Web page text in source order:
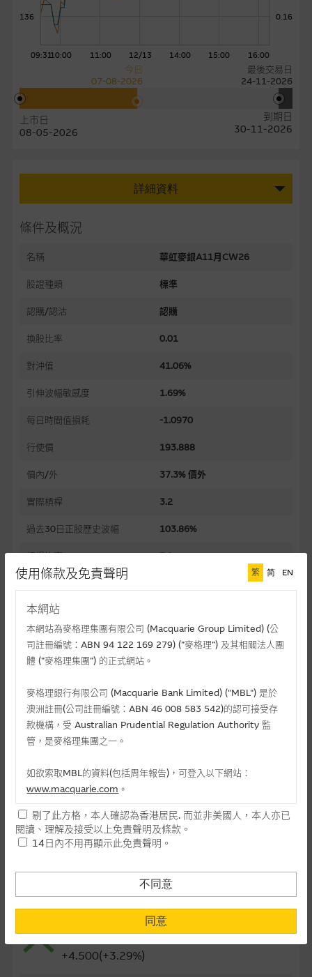
09:3110:00 11:00 12/13 14:00 15:00 16:00
0.16
136
上市日
08-05-2026
今日
07-08-2026
最後交易日
24-11-2026
到期日
30-11-2026
詳細資料
條件及概況
名稱 華虹麥銀A11月CW26
股證種類 標準
認購/認沽 認購
換股比率 0.01
對沖值 41.06%
引伸波幅敏感度 1.69%
每日時間值損耗 -1.0970
行使價 193.888
價內/外 37.3% 價外
實際槓桿 3.2
過去30日正股歷史波幅 103.86%
槓桿比率 7.8
溢價
引伸波幅
到期日(日-月-年) 30/11/2026
上市日(日-月-年)
最後交易日(日-月-年) 24/11/2026
距離到期日 115日
每手(份)
街貨量(百萬份) 0.32
街貨百分比 0.80%
最後更新日期： 07-08-2026 16:20
1347 華虹半導體
141.20
+4.500(+3.29%)
使用條款及免責聲明 繁 简 EN
本網站
本網站為麥格理集團有限公司 (Macquarie Group Limited) (公
司註冊編號：ABN 94 122 169 279) (”麥格理”) 及其相關法人團
體 (”麥格理集團”) 的正式網站。
麥格理銀行有限公司 (Macquarie Bank Limited) ("MBL") 是於
澳洲註冊(公司註冊編號：ABN 46 008 583 542)的認可接受存
款機構，受 Australian Prudential Regulation Authority 監
管，是麥格理集團之一。
如欲索取MBL的資料(包括周年報告)，可登入以下網站：
www.macquarie.com 。
本網站所載資料會隨時更改，而不作另行通知，如閣下欲取麥格
理的資料，可直接聯絡本集團職員。
民使用，並不提供或發售予美國人。本網站內容無意要約或唆使
閣下購買證券、基金單位或其他投資工具(不論在參考條款上或在
其他地方)，但清楚表明上述意圖的個別段落則屬例外。
提供網站內容的基準 – 使用時請考慮個人風險
網站內容來自我們在所示日期時認為可靠之來源，且均以真誠提
剔了此方格，本人確認為香港居民. 而並非美國人，本人亦已
閱讀、理解及接受以上免責聲明及條款。
14日內不用再顯示此免責聲明。
不同意
同意